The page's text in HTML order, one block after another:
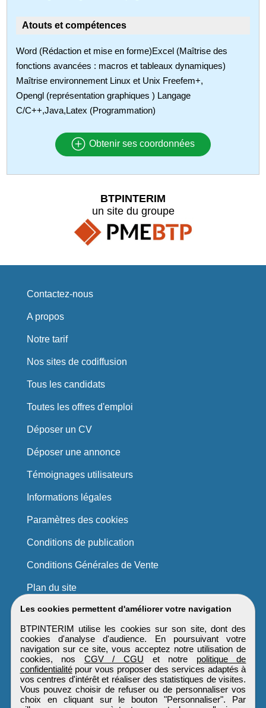
Atouts et compétences
Word (Rédaction et mise en forme)Excel (Maîtrise des
fonctions avancées : macros et tableaux dynamiques)
Maîtrise environnement Linux et Unix Freefem+,
Opengl (représentation graphiques ) Langage
C/C++,Java,Latex (Programmation)
Obtenir ses coordonnées
Les cookies permettent d'améliorer votre navigation
BTPINTERIM utilise les cookies sur son site, dont des
cookies d'analyse d'audience. En poursuivant votre
navigation sur ce site, vous acceptez notre utilisation de
cookies, nos CGV / CGU et notre politique de
confidentialitépour vous proposer des services adaptés à
vos centres d'intérêt et réaliser des statistiques de visites.
Vous pouvez choisir de refuser ou de personnaliser vos
choix en cliquant sur le bouton "Personnaliser". Par
BTPINTERIM
un site du groupe
Contactez-nous
A propos
Notre tarif
Nos sites de codiffusion
Tous les candidats
Toutes les offres d'emploi
Déposer un CV
Déposer une annonce
Témoignages utilisateurs
Informations légales
Paramètres des cookies
Conditions de publication
Conditions Générales de Vente
Plan du site